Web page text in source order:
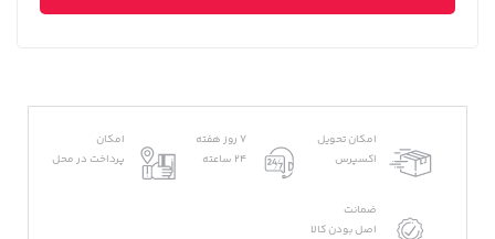
امکان تحویل
اکسپرس
7 روز هفته
24 ساعته
امکان
پرداخت در محل
ضمانت
اصل بودن کالا